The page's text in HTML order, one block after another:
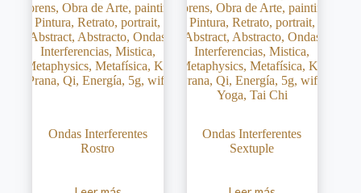
Ondas Interferentes
Rostro
Ondas Interferentes
Sextuple